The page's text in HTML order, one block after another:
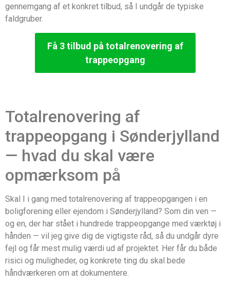
gennemgang af et konkret tilbud, så I undgår de typiske
faldgruber.
Få 3 tilbud på totalrenovering af
trappeopgang
Totalrenovering af
trappeopgang i Sønderjylland
— hvad du skal være
opmærksom på
Skal I i gang med totalrenovering af trappeopgangen i en
boligforening eller ejendom i Sønderjylland? Som din ven —
og en, der har stået i hundrede trappeopgange med værktøj i
hånden — vil jeg give dig de vigtigste råd, så du undgår dyre
fejl og får mest mulig værdi ud af projektet. Her får du både
risici og muligheder, og konkrete ting du skal bede
håndværkeren om at dokumentere.